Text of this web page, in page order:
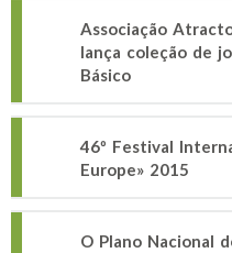
Associação
lança coleção de
Básico
46º Festival
Europe» 2015
O Plano Nacional